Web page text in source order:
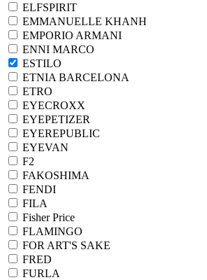
ELFSPIRIT
EMMANUELLE KHANH
EMPORIO ARMANI
ENNI MARCO
ESTILO
ETNIA BARCELONA
ETRO
EYECROXX
EYEPETIZER
EYEREPUBLIC
EYEVAN
F2
FAKOSHIMA
FENDI
FILA
Fisher Price
FLAMINGO
FOR ART'S SAKE
FRED
FURLA